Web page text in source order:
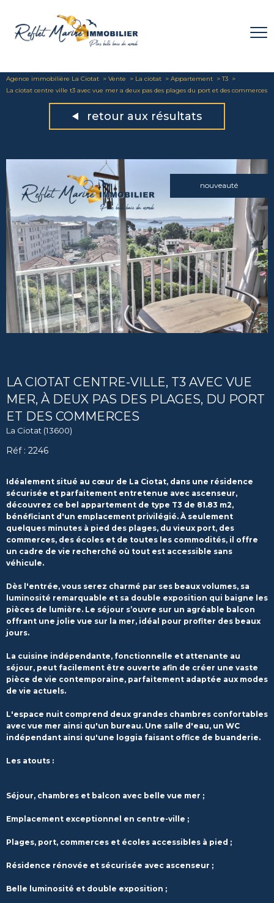
Agence immobilière La Ciotat Vente La ciotat Appartement
T3
La ciotat centre ville t3 avec vue mer a deux pas des plages du port et des commerces
retour aux résultats
nouveauté
LA CIOTAT CENTRE-VILLE, T3 AVEC VUE
MER, À DEUX PAS DES PLAGES, DU PORT
ET DES COMMERCES
La Ciotat (13600)
Réf : 2246
Idéalement situé au cœur de La Ciotat, dans une résidence
sécurisée et parfaitement entretenue avec ascenseur,
découvrez ce bel appartement de type T3 de 81.83 m2,
bénéficiant d'un emplacement privilégié. À seulement
quelques minutes à pied des plages, du vieux port, des
commerces, des écoles et de toutes les commodités, il offre
un cadre de vie recherché où tout est accessible sans
véhicule.
Dès l'entrée, vous serez charmé par ses beaux volumes, sa
luminosité remarquable et sa double exposition qui baigne les
pièces de lumière. Le séjour s’ouvre sur un agréable balcon
offrant une jolie vue sur la mer, idéal pour profiter des beaux
jours.
La cuisine indépendante, fonctionnelle et attenante au
séjour, peut facilement être ouverte afin de créer une vaste
pièce de vie contemporaine, parfaitement adaptée aux modes
de vie actuels.
L'espace nuit comprend deux grandes chambres confortables
avec vue mer ainsi qu'un bureau. Une salle d'eau, un WC
indépendant ainsi qu'une loggia faisant office de buanderie.
Les atouts :
Séjour, chambres et balcon avec belle vue mer ;
Emplacement exceptionnel en centre-ville ;
Plages, port, commerces et écoles accessibles à pied ;
Résidence rénovée et sécurisée avec ascenseur ;
Belle luminosité et double exposition ;